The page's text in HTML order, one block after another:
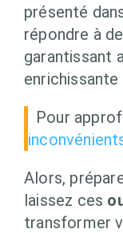
présenté
répondre à
garantissant
Pour
Alors,
laissez ces
transformer